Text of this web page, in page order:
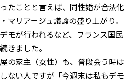
たことと言えば、同性婚が合法化
マリアージュ議論の盛り上がり。
モが行われるなど、フランス国民
きました。
の家主（女性）も、普段会う時は
ない人ですが「今週末は私もデモ